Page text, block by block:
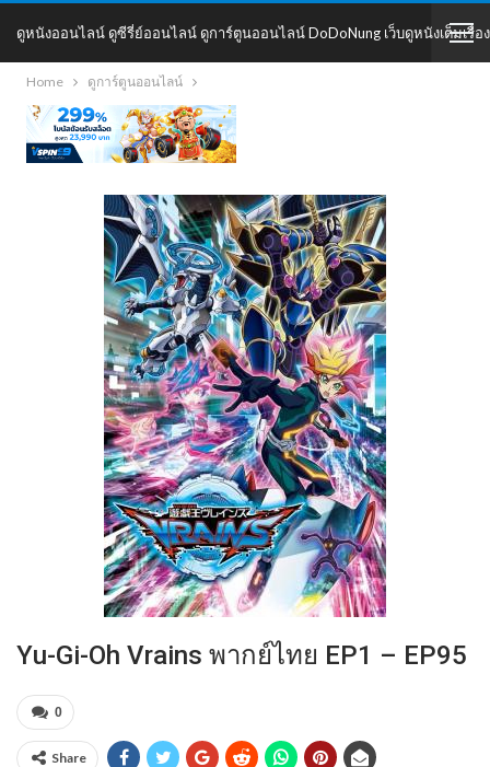
ดูหนังออนไลน์ ดูซีรี่ย์ออนไลน์ ดูการ์ตูนออนไลน์ DoDoNung เว็บดูหนังเต็มเรื่อง
DoDoNung
Home ดูการ์ตูนออนไลน์
Yu-Gi-Oh Vrains พากย์ไทย EP1 – EP95
0
Share